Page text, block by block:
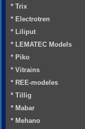
* Trix
* Electrotren
* Liliput
* LEMATEC Models
* Piko
* Vitrains
* REE-modeles
* Tillig
* Mabar
* Mehano